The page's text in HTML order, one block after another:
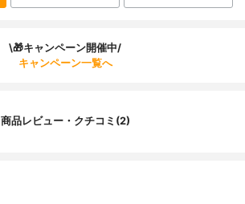
\🎁キャンペーン開催中/
キャンペーン一覧へ
商品レビュー・クチコミ(2)